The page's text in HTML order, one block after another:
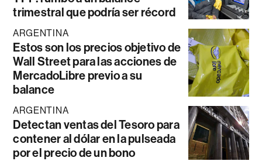
trimestral que podría ser récord
ARGENTINA
Estos son los precios objetivo de
Wall Street para las acciones de
MercadoLibre previo a su
balance
ARGENTINA
Detectan ventas del Tesoro para
contener al dólar en la pulseada
por el precio de un bono